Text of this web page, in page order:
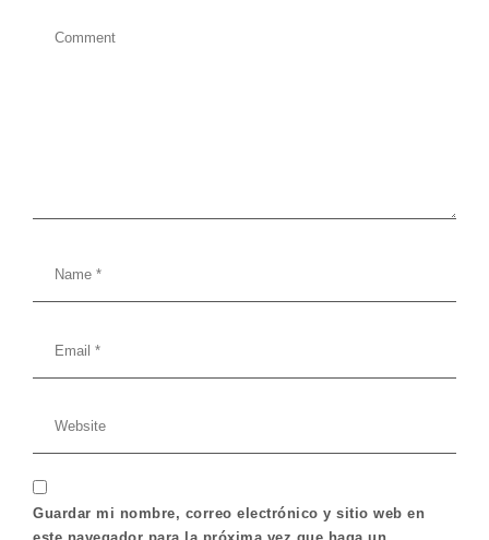
Guardar mi nombre, correo electrónico y sitio web en